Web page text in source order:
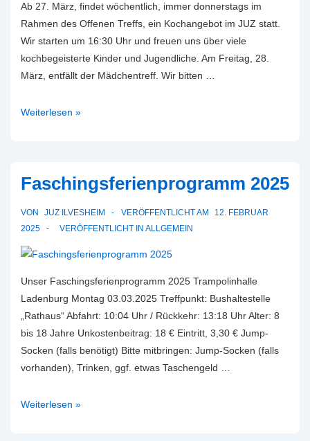
Ab 27. März, findet wöchentlich, immer donnerstags im
Rahmen des Offenen Treffs, ein Kochangebot im JUZ statt.
Wir starten um 16:30 Uhr und freuen uns über viele
kochbegeisterte Kinder und Jugendliche. Am Freitag, 28.
März, entfällt der Mädchentreff. Wir bitten …
Kochangebot
Ausfall
28.
März
Weiterlesen »
Faschingsferienprogramm 2025
VON JUZ ILVESHEIM VERÖFFENTLICHT AM
12. FEBRUAR
2025
VERÖFFENTLICHT IN ALLGEMEIN
Unser Faschingsferienprogramm 2025 Trampolinhalle
Ladenburg Montag 03.03.2025 Treffpunkt: Bushaltestelle
„Rathaus“ Abfahrt: 10:04 Uhr / Rückkehr: 13:18 Uhr Alter: 8
bis 18 Jahre Unkostenbeitrag: 18 € Eintritt, 3,30 € Jump-
Socken (falls benötigt) Bitte mitbringen: Jump-Socken (falls
vorhanden), Trinken, ggf. etwas Taschengeld …
Faschingsferienprogramm
Weiterlesen »